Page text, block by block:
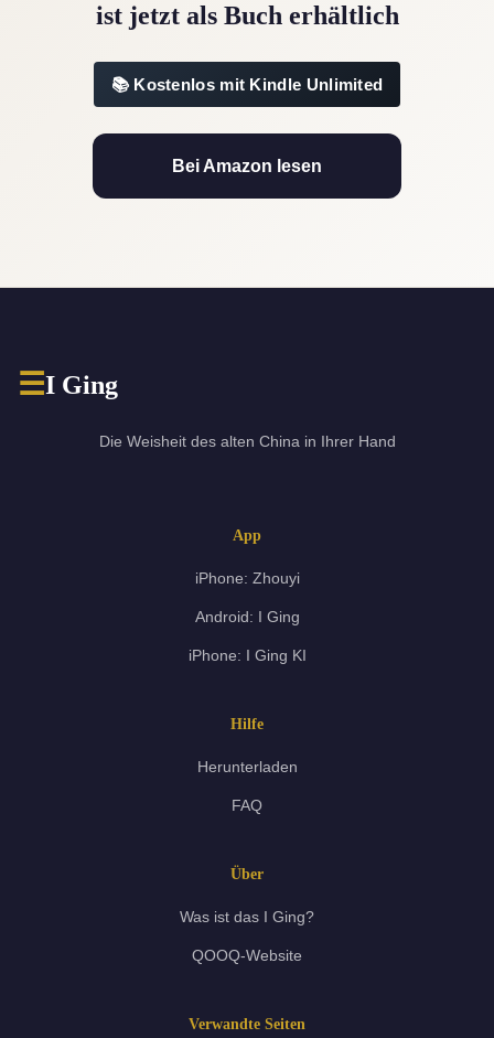
ist jetzt als Buch erhältlich
Kostenlos mit Kindle Unlimited
Bei Amazon lesen
☰I Ging
Die Weisheit des alten China in Ihrer Hand
App
iPhone: Zhouyi
Android: I Ging
iPhone: I Ging KI
Hilfe
Herunterladen
FAQ
Über
Was ist das I Ging?
QOOQ-Website
Verwandte Seiten